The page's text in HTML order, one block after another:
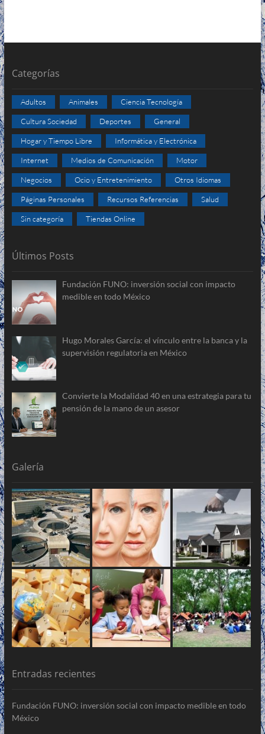
Categorías
Adultos Animales Ciencia Tecnología
Cultura Sociedad Deportes General
Hogar y Tiempo Libre Informática y Electrónica
Internet Medios de Comunicación Motor
Negocios Ocio y Entretenimiento Otros Idiomas
Páginas Personales Recursos Referencias Salud
Sin categoría Tiendas Online
Últimos Posts
Fundación FUNO: inversión social con impacto
medible en todo México
Hugo Morales García: el vínculo entre la banca y la
supervisión regulatoria en México
Convierte la Modalidad 40 en una estrategia para tu
pensión de la mano de un asesor
Galería
Entradas recientes
Fundación FUNO: inversión social con impacto medible en todo
México